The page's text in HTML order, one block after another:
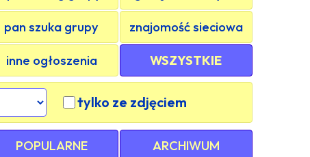
pan szuka grupy znajomość sieciowa
inne ogłoszenia WSZYSTKIE
tylko ze zdjęciem
POPULARNE ARCHIWUM